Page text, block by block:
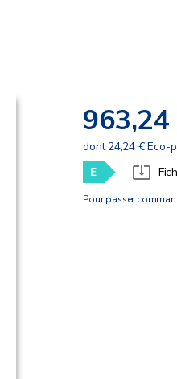
963,24
dont 24,24 € Eco-
E
Pour passer